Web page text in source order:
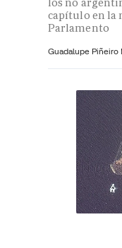
capítulo en la
Parlamento
Guadalupe Piñeiro